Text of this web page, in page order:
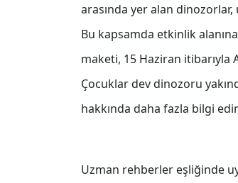
arasında yer alan
Bu kapsamda etkinlik
maketi, 15 Haziran itibarıyla
Çocuklar dev dinozoru
hakkında daha fazla bilgi
Uzman rehberler eşliğinde